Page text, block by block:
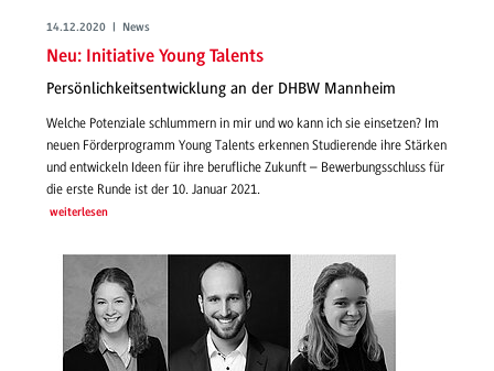
14.12.2020 | News
Neu: Initiative Young Talents
Persönlichkeitsentwicklung an der DHBW Mannheim
Welche Potenziale schlummern in mir und wo kann ich sie einsetzen? Im
neuen Förderprogramm Young Talents erkennen Studierende ihre Stärken
und entwickeln Ideen für ihre berufliche Zukunft – Bewerbungsschluss für
die erste Runde ist der 10. Januar 2021.
weiterlesen